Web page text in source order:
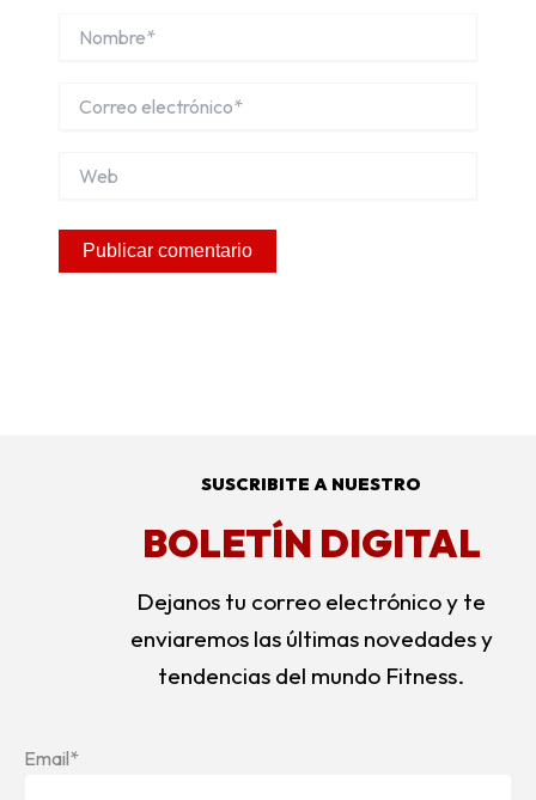
electrónico*
SUSCRIBITE A NUESTRO
BOLETÍN DIGITAL
Dejanos tu correo electrónico y te
enviaremos las últimas novedades y
tendencias del mundo Fitness.
Email*